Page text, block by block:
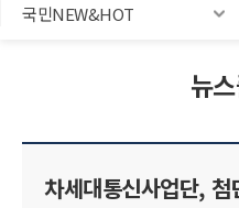
국민NEW&HOT
뉴
차세대통신사업단,